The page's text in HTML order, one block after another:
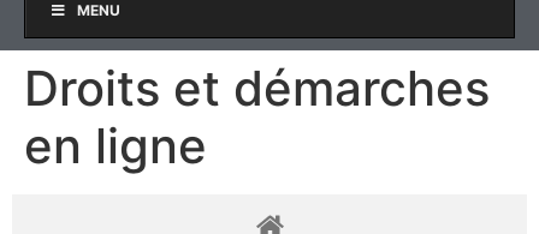
MENU
Droits et démarches
en ligne